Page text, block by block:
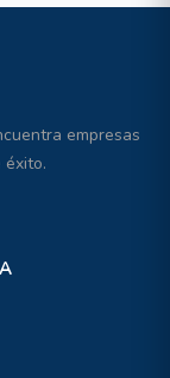
empresas
éxito.